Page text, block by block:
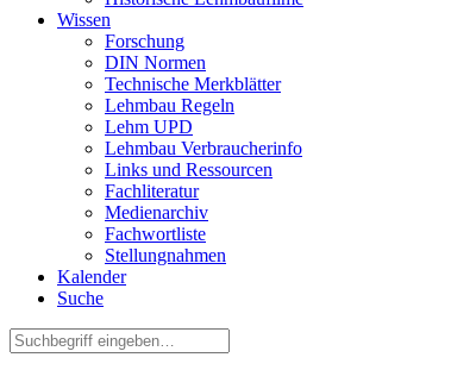
Wissen
Forschung
DIN Normen
Technische Merkblätter
Lehmbau Regeln
Lehm UPD
Lehmbau Verbraucherinfo
Links und Ressourcen
Fachliteratur
Medienarchiv
Fachwortliste
Stellungnahmen
Kalender
Suche